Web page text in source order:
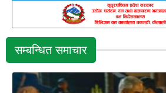
सम्बन्धित समाचार